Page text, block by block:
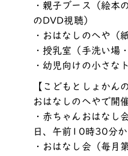
・親子ブース（絵本
のDVD視聴）
・おはなしのへや（
・授乳室（手洗い場
・幼児向けの小さな
【こどもとしょかん
おはなしのへやで開
・赤ちゃんおはなし
日、午前10時30分か
・おはなし会（毎